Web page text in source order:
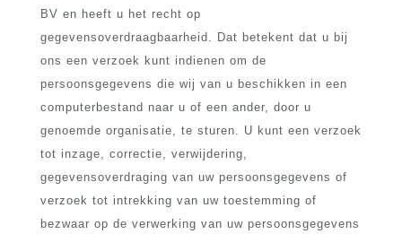
BV en heeft u het recht op
gegevensoverdraagbaarheid. Dat betekent dat u bij
ons een verzoek kunt indienen om de
persoonsgegevens die wij van u beschikken in een
computerbestand naar u of een ander, door u
genoemde organisatie, te sturen. U kunt een verzoek
tot inzage, correctie, verwijdering,
gegevensoverdraging van uw persoonsgegevens of
verzoek tot intrekking van uw toestemming of
bezwaar op de verwerking van uw persoonsgegevens